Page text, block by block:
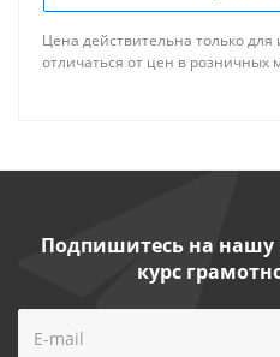
Цена действительна только
отличаться от цен в розничных
Подпишитесь на нашу
курс